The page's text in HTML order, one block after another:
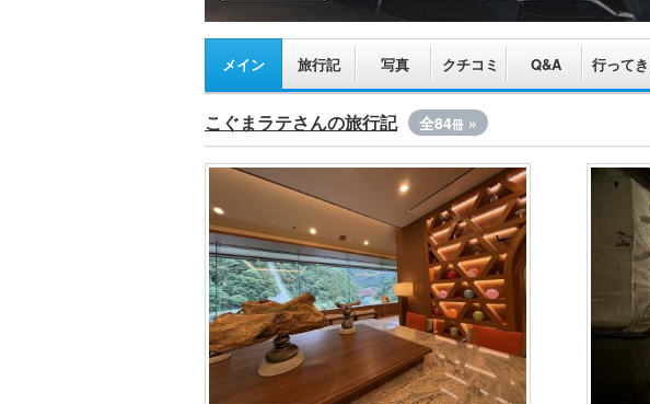
メイン 旅行記 写真 クチコミ Q&A 行って
こぐまラテさんの旅行記 全84冊 »